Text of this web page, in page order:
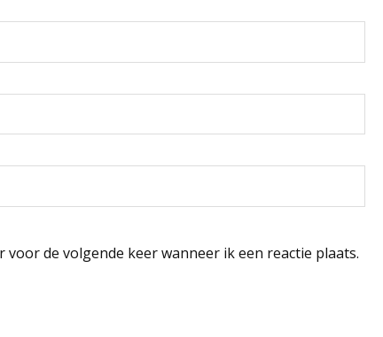
de volgende keer wanneer ik een reactie plaats.